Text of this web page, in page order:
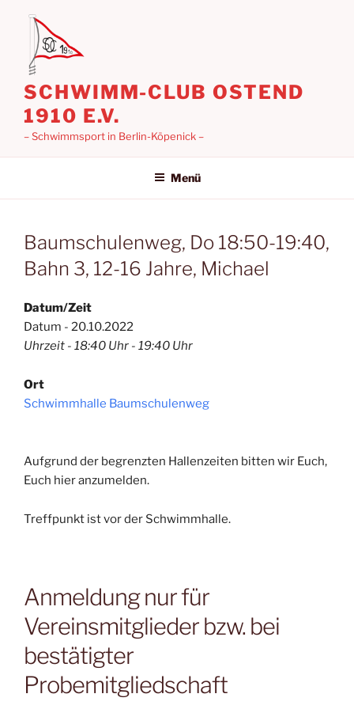
springen
SCHWIMM-CLUB OSTEND
1910 E.V.
– Schwimmsport in Berlin-Köpenick –
Menü
Baumschulenweg, Do 18:50-19:40,
Bahn 3, 12-16 Jahre, Michael
Datum/Zeit
Datum - 20.10.2022
Uhrzeit - 18:40 Uhr - 19:40 Uhr
Ort
Schwimmhalle Baumschulenweg
Aufgrund der begrenzten Hallenzeiten bitten wir Euch,
Euch hier anzumelden.
Treffpunkt ist vor der Schwimmhalle.
Anmeldung nur für
Vereinsmitglieder bzw. bei
bestätigter
Probemitgliedschaft